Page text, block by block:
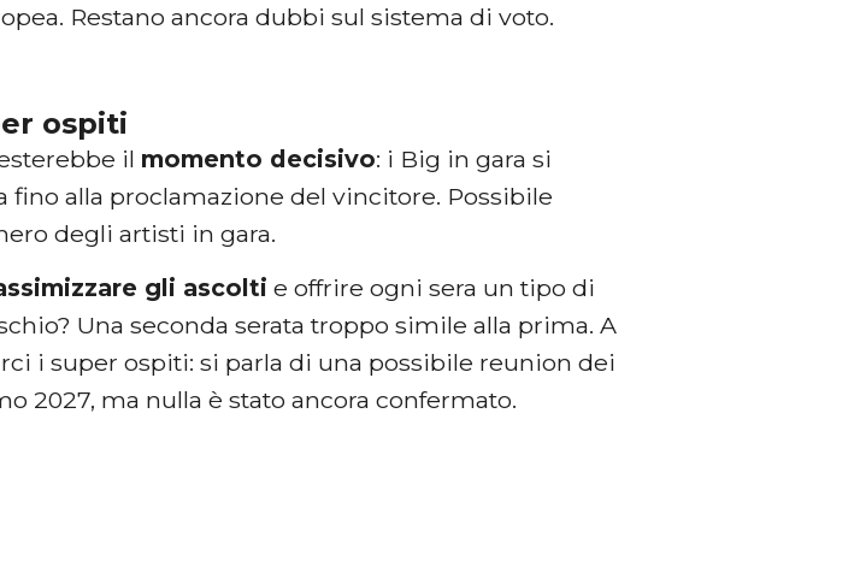
Restano ancora dubbi sul sistema di voto.
ospiti
il momento decisivo: i Big in gara si
fino alla proclamazione del vincitore. Possibile
degli artisti in gara.
gli ascolti e offrire ogni sera un tipo di
Una seconda serata troppo simile alla prima. A
i super ospiti: si parla di una possibile reunion dei
2027, ma nulla è stato ancora confermato.